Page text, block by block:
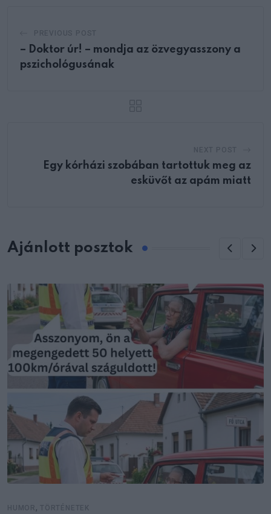
– Doktor úr! – mondja az özvegyasszony a
pszichológusának
Egy kórházi szobában tartottuk meg az
esküvőt az apám miatt
Ajánlott posztok
,